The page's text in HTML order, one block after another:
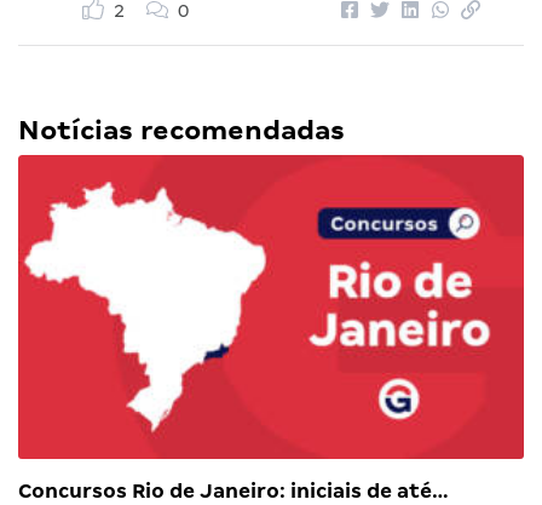
2 0
Notícias recomendadas
Concursos Rio de Janeiro: iniciais de até…